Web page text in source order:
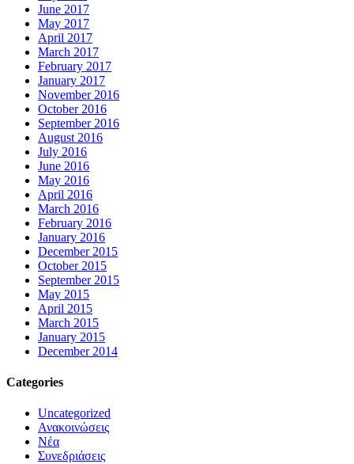
June 2017
May 2017
April 2017
March 2017
February 2017
January 2017
November 2016
October 2016
September 2016
August 2016
July 2016
June 2016
May 2016
April 2016
March 2016
February 2016
January 2016
December 2015
October 2015
September 2015
May 2015
April 2015
March 2015
January 2015
December 2014
Categories
Uncategorized
Ανακοινώσεις
Νέα
Συνεδριάσεις